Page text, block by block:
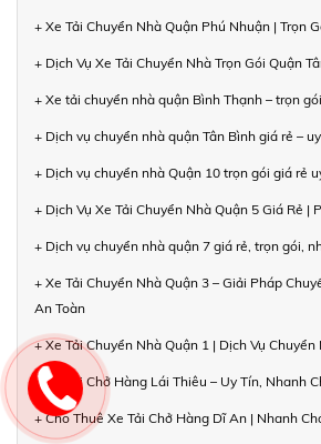
+ Xe Tải Chuyển Nhà Quận Phú Nhuận | Trọn
+ Dịch Vụ Xe Tải Chuyển Nhà Trọn Gói Quận
+ Xe tải chuyển nhà quận Bình Thạnh – trọn
+ Dịch vụ chuyển nhà quận Tân Bình giá rẻ –
+ Dịch vụ chuyển nhà Quận 10 trọn gói giá rẻ
+ Dịch Vụ Xe Tải Chuyển Nhà Quận 5 Giá Rẻ |
+ Dịch vụ chuyển nhà quận 7 giá rẻ, trọn gói,
+ Xe Tải Chuyển Nhà Quận 3 – Giải Pháp
An Toàn
+ Xe Tải Chuyển Nhà Quận 1 | Dịch Vụ Chuyển
+ Xe Tải Chở Hàng Lái Thiêu – Uy Tín, Nhanh
+ Cho Thuê Xe Tải Chở Hàng Dĩ An | Nhanh